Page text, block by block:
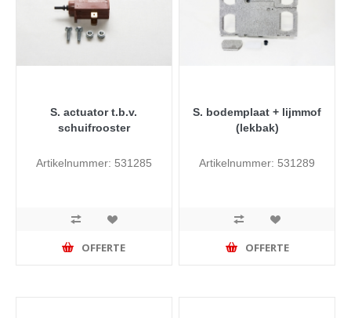
S. actuator t.b.v.
schuifrooster
Artikelnummer: 531285
OFFERTE
S. bodemplaat + lijmmof
(lekbak)
Artikelnummer: 531289
OFFERTE